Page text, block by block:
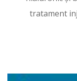
tratament